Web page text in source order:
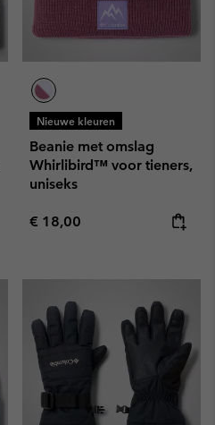
Nieuwe kleuren
Beanie met omslag
Whirlibird™ voor tieners,
uniseks
Regular price:
€ 18,00